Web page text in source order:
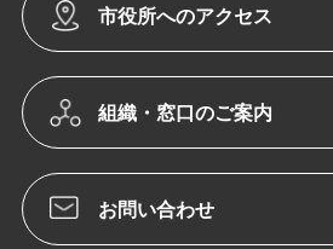
市役所へのアクセス
組織・窓口のご案内
お問い合わせ